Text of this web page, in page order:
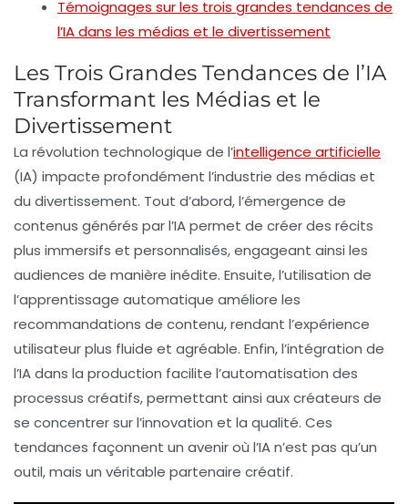
Témoignages sur les trois grandes tendances de
l’IA dans les médias et le divertissement
Les Trois Grandes Tendances de l’IA
Transformant les Médias et le
Divertissement
La révolution technologique de l’intelligence artificielle
(IA) impacte profondément l’industrie des médias et
du divertissement. Tout d’abord, l’émergence de
contenus générés par l’IApermet de créer des récits
plus immersifs et personnalisés, engageant ainsi les
audiences de manière inédite. Ensuite, l’utilisation de
l’apprentissage automatique améliore les
recommandations de contenu, rendant l’expérience
utilisateur plus fluide et agréable. Enfin, l’intégration de
l’IA dans la production facilite l’automatisation des
processus créatifs, permettant ainsi aux créateurs de
se concentrer sur l’innovation et la qualité. Ces
tendances façonnent un avenir où l’IA n’est pas qu’un
outil, mais un véritable partenaire créatif.